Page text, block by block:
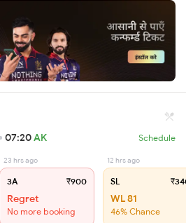
07:20AK Schedule
23 hrs ago
3A ₹900
Regret
No more booking
12 hrs ago
SL
WL 81
46% Chance